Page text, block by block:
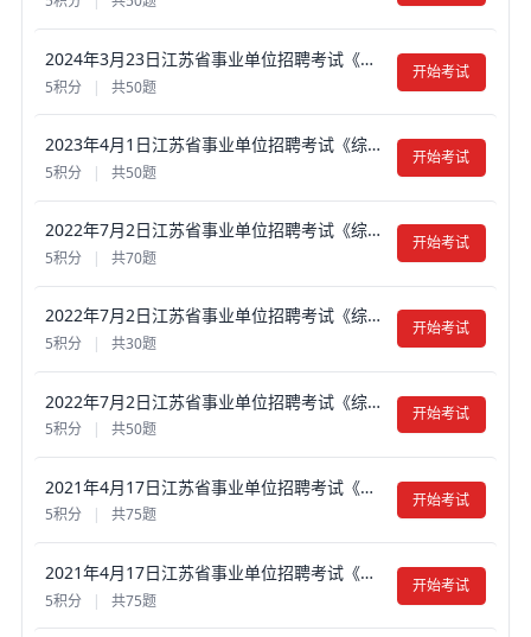
2024年3月23日江苏省事业单位招聘考试《综合知识和能力素质》真题试卷及答案【含解析】（管理岗客观题）
5积分 | 共50题
开始考试
2023年4月1日江苏省事业单位招聘考试《综合知识和能力素质》真题试卷及答案【含解析】（管理岗客观题）
5积分 | 共50题
开始考试
2022年7月2日江苏省事业单位招聘考试《综合知识和能力素质》笔试真题试卷及答案【含解析】（专技-计算机类）
5积分 | 共70题
开始考试
2022年7月2日江苏省事业单位招聘考试《综合知识和能力素质》笔试真题试卷及答案【含解析】（工勤岗客观题）
5积分 | 共30题
开始考试
2022年7月2日江苏省事业单位招聘考试《综合知识和能力素质》真题试卷及答案【含解析】（管理岗客观题）
5积分 | 共50题
开始考试
2021年4月17日江苏省事业单位招聘考试《综合知识和能力素质》（专技岗客观题）-经济类真题试卷及答案【含解析】
5积分 | 共75题
开始考试
2021年4月17日江苏省事业单位招聘考试《综合知识和能力素质》（专技岗客观题）-法律类真题试卷及答案【含解析】
5积分 | 共75题
开始考试